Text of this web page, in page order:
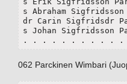
s Abraham
dr Carin Sigfridsdr
s Johan Sigfridsson
. . . . . . . . . .
062 Parckinen Wimbari